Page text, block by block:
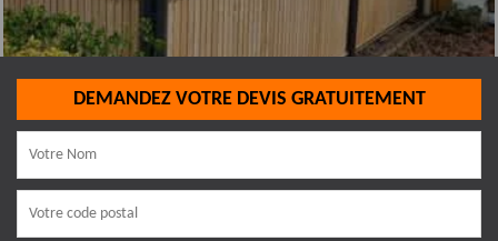
DEMANDEZ VOTRE DEVIS GRATUITEMENT